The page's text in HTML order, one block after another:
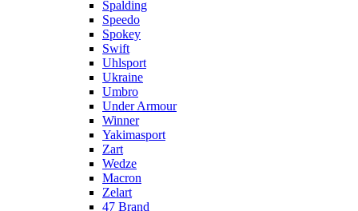
Spalding
Speedo
Spokey
Swift
Uhlsport
Ukraine
Umbro
Under Armour
Winner
Yakimasport
Zart
Wedze
Macron
Zelart
47 Brand